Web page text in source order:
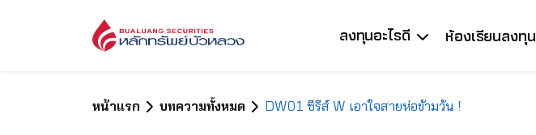
ลงทุนอะไรดี ห้องเรียนลงทุน
หน้าแรก บทความทั้งหมด DW01 ซีรีส์ W เอาใจสายห่อข้ามวัน !